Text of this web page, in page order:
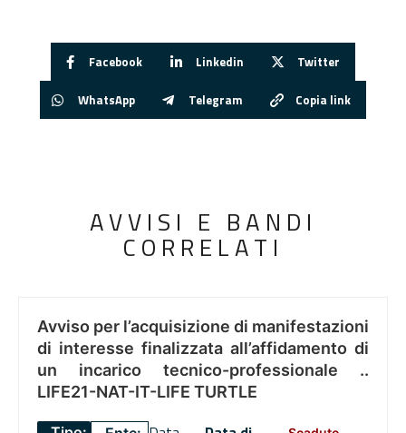
Facebook Linkedin Twitter
WhatsApp Telegram Copia link
AVVISI E BANDI
CORRELATI
Avviso per l’acquisizione di manifestazioni
di interesse finalizzata all’affidamento di
un incarico tecnico-professionale ..
LIFE21-NAT-IT-LIFE TURTLE